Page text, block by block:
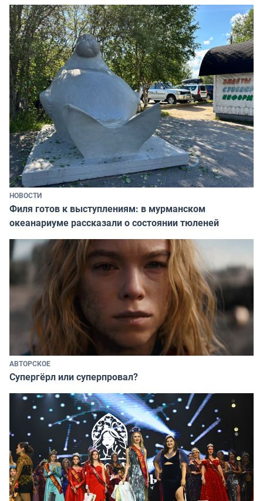
НОВОСТИ
Филя готов к выступлениям: в мурманском
океанариуме рассказали о состоянии тюленей
АВТОРСКОЕ
Супергёрл или суперпровал?